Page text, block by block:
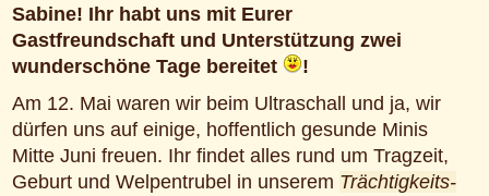
Sabine! Ihr habt uns mit Eurer
Gastfreundschaft und Unterstützung zwei
wunderschöne Tage bereitet
!
Am 12. Mai waren wir beim Ultraschall und ja, wir
dürfen uns auf einige, hoffentlich gesunde Minis
Mitte Juni freuen. Ihr findet alles rund um Tragzeit,
Geburt und Welpentrubel in unserem Trächtigkeits-